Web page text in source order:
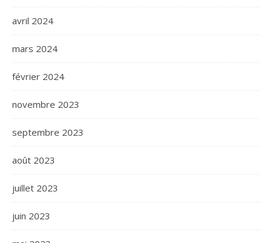
avril 2024
mars 2024
février 2024
novembre 2023
septembre 2023
août 2023
juillet 2023
juin 2023